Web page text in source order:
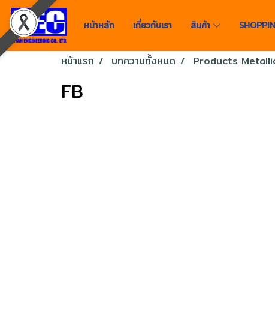
หน้าหลัก เกี่ยวกับเรา สินค้า
หน้าแรก บทความทั้งหมด Products
FB